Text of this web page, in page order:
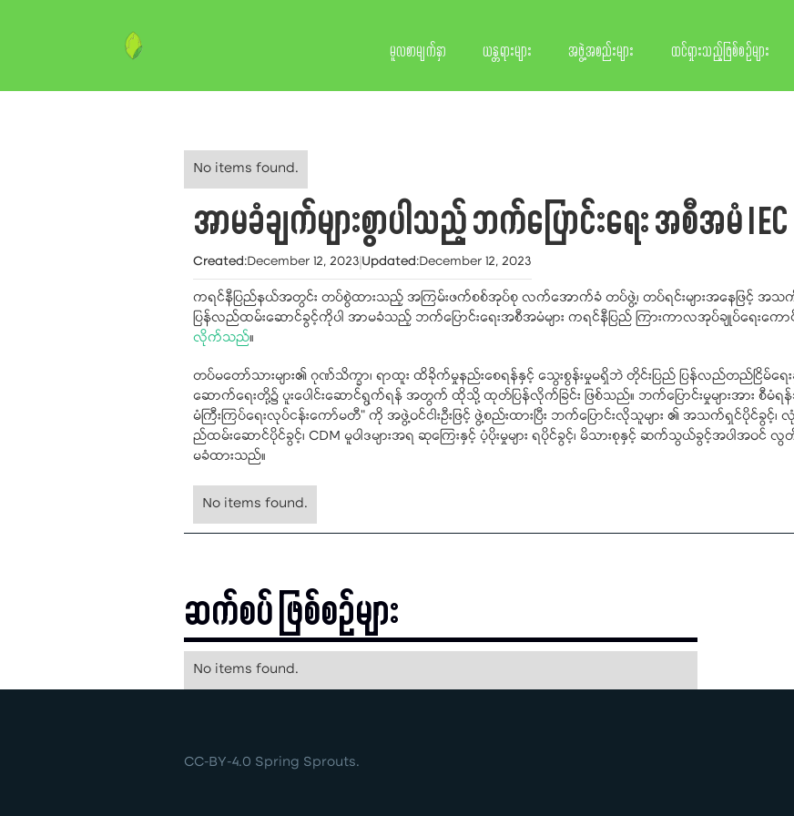
မူလစာမျက်နှာ ယန္တရားများ အဖွဲ့အစည်းများ ထင်ရှားသည့်ဖြစ်စဉ်များ
No items found.
အာမခံချက်များစွာပါသည့် ဘက်ပြောင်းရေး အစီအမံ
Created:December 12, 2023Updated:December 12, 2023
ကရင်နီပြည်နယ်အတွင်း တပ်စွဲထားသည့် အကြမ်းဖက်စစ်အုပ်စု လက်အောက်ခံ တပ်ဖွဲ့၊ တပ်ရင်းများအနေဖြင့် အသ
ပြန်လည်ထမ်းဆောင်ခွင့်ကိုပါ အာမခံသည့် ဘက်ပြောင်းရေးအစီအမံများ ကရင်နီပြည် ကြားကာလအုပ်ချုပ်ရေးက
လိုက်သည်။
တပ်မတော်သားများ၏ ဂုဏ်သိက္ခာ၊ ရာထူး ထိခိုက်မှုနည်းစေရန်နှင့် သွေးစွန်းမှုမရှိဘဲ တိုင်းပြည် ပြန်လည်တည်ငြိမ်
ဆောက်ရေးတို့၌ ပူးပေါင်းဆောင်ရွက်ရန် အတွက် ထိုသို့ ထုတ်ပြန်လိုက်ခြင်း ဖြစ်သည်။ ဘက်ပြောင်းမှုများအား စီမံ
မံကြီးကြပ်ရေးလုပ်ငန်းကော်မတီ" ကို အဖွဲ့ဝင်ငါးဦးဖြင့် ဖွဲ့စည်းထားပြီး ဘက်ပြောင်းလိုသူများ ၏ အသက်ရှင်ပိုင်ခွင့်၊
ည်ထမ်းဆောင်ပိုင်ခွင့်၊ CDM မူဝါဒများအရ ဆုကြေးနှင့် ပံ့ပိုးမှုများ ရပိုင်ခွင့်၊ မိသားစုနှင့် ဆက်သွယ်ခွင့်အပါအဝ
မခံထားသည်။
No items found.
ဆက်စပ် ဖြစ်စဉ်များ
No items found.
CC-BY-4.0 Spring Sprouts.